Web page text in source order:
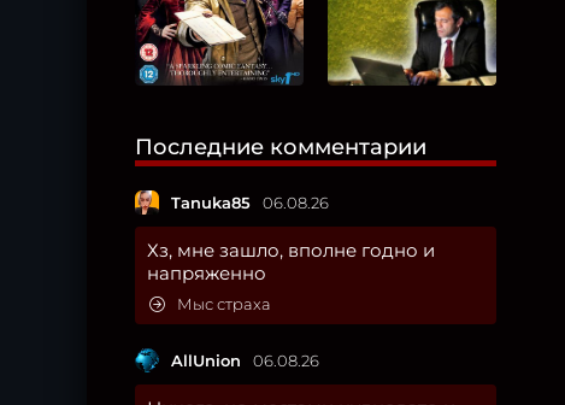
Последние комментарии
Tanuka85 06.08.26
Хз, мне зашло, вполне годно и
напряженно
Мыс страха
AllUnion 06.08.26